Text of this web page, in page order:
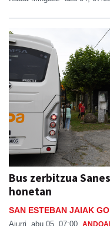
Bus zerbitzua
honetan
SAN ESTEBAN JAIAK
Aiurri abu 05, 07:00